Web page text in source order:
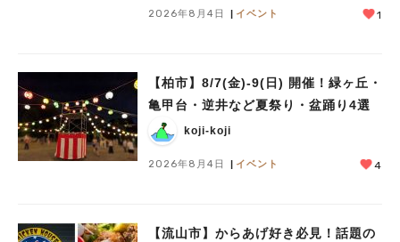
2026年8月4日 イベント 1
【柏市】8/7(金)‐9(日) 開催！緑ヶ丘・
亀甲台・逆井など夏祭り・盆踊り4選
koji-koji
2026年8月4日 イベント 4
【流山市】からあげ好き必見！話題の